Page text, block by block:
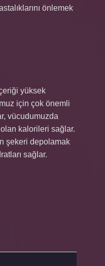
önlemek
yüksek
için çok önemli
vücudumuzda
kalorileri sağlar.
şekeri depolamak
sağlar.